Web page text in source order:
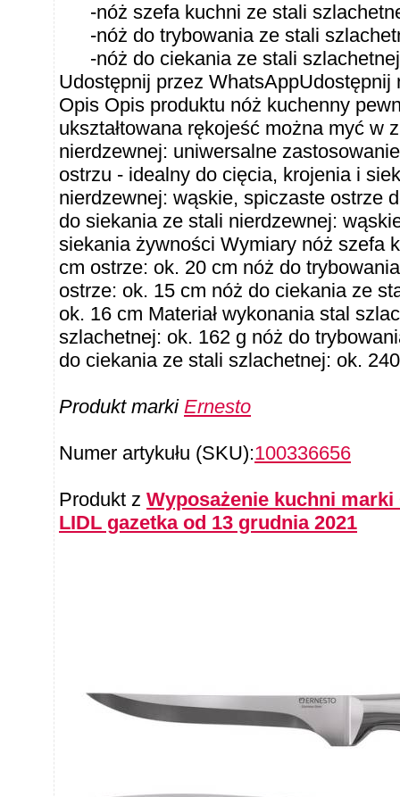
-nóż szefa kuchni ze stali
-nóż do trybowania ze stali
-nóż do ciekania ze stali
Udostępnij przez
Opis Opis produktu nóż kuchenny
ukształtowana rękojeść można myć w
nierdzewnej: uniwersalne
ostrzu - idealny do cięcia, krojenia i
nierdzewnej: wąskie, spiczaste ostrze
do siekania ze stali nierdzewnej:
siekania żywności Wymiary nóż szefa
cm ostrze: ok. 20 cm nóż do
ostrze: ok. 15 cm nóż do ciekania ze
ok. 16 cm Materiał wykonania stal
szlachetnej: ok. 162 g nóż do
do ciekania ze stali szlachetnej: ok.
Produkt marki Ernesto
Numer artykułu (SKU):100336656
Produkt z Wyposażenie kuchni
LIDL gazetka od 13 grudnia 2021